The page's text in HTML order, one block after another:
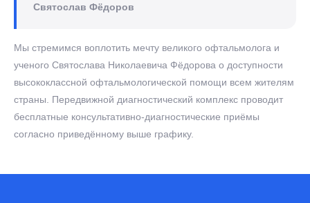
Святослав Фёдоров
Мы стремимся воплотить мечту великого офтальмолога и
ученого Святослава Николаевича Фёдорова о доступности
высококлассной офтальмологической помощи всем жителям
страны. Передвижной диагностический комплекс проводит
бесплатные консультативно-диагностические приёмы
согласно приведённому выше графику.